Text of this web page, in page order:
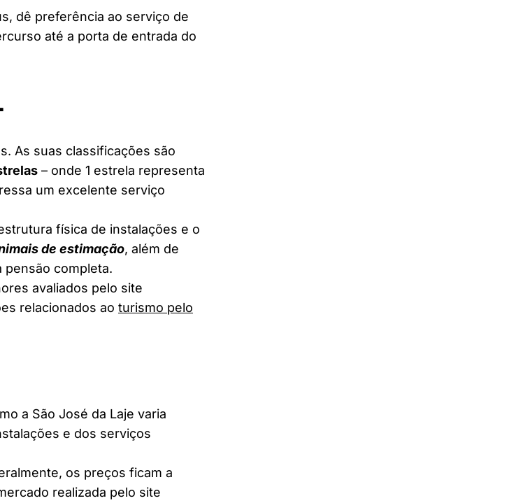
dê preferência ao serviço de
até a porta de entrada do
As suas classificações são
– onde 1 estrela representa
um excelente serviço
física de instalações e o
de estimação, além de
pensão completa.
avaliados pelo site
relacionados ao turismo pelo
a São José da Laje varia
e dos serviços
os preços ficam a
realizada pelo site